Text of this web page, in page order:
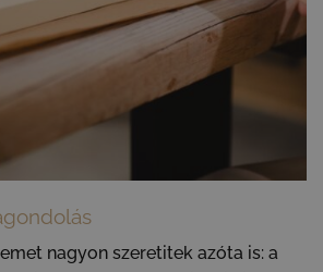
nagyon szeretitek azóta is: a